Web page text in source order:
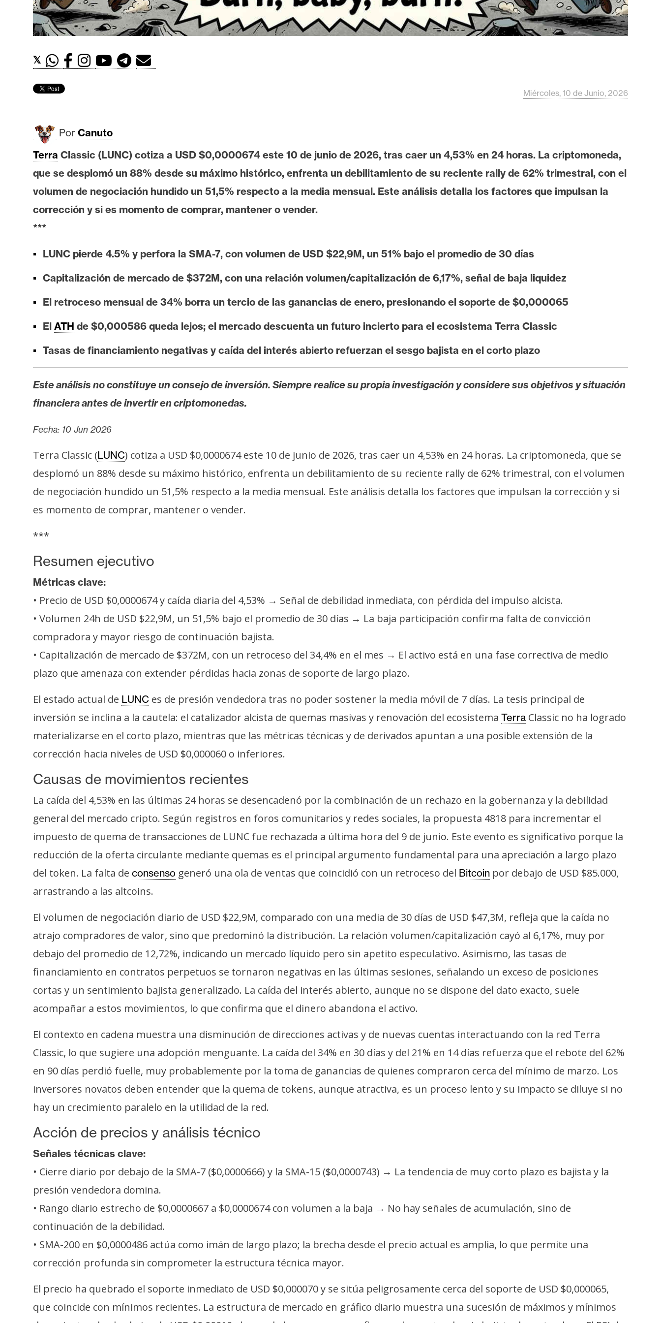
t
h
e
e
m
I
A
A
n
l
i
i
N
t
s
d
e
r
n
a
T
e
a
R
e
u
r
s
s
C
n
t
c
o
y
P
b
l
c
i
a
d
𝕏
Miércoles, 10 de Junio, 2026
Por Canuto
Terra Classic (LUNC) cotiza a USD $0,0000674 este 10 de junio de 2026, tras caer un 4,53% en 24 horas. La criptomoneda,
que se desplomó un 88% desde su máximo histórico, enfrenta un debilitamiento de su reciente rally de 62% trimestral, con el
volumen de negociación hundido un 51,5% respecto a la media mensual. Este análisis detalla los factores que impulsan la
corrección y si es momento de comprar, mantener o vender.
***
LUNC pierde 4.5% y perfora la SMA-7, con volumen de USD $22,9M, un 51% bajo el promedio de 30 días
Capitalización de mercado de $372M, con una relación volumen/capitalización de 6,17%, señal de baja liquidez
El retroceso mensual de 34% borra un tercio de las ganancias de enero, presionando el soporte de $0,000065
El ATH de $0,000586 queda lejos; el mercado descuenta un futuro incierto para el ecosistema Terra Classic
Tasas de financiamiento negativas y caída del interés abierto refuerzan el sesgo bajista en el corto plazo
Este análisis no constituye un consejo de inversión. Siempre realice su propia investigación y considere sus objetivos y situación
financiera antes de invertir en criptomonedas.
Fecha: 10 Jun 2026
Terra Classic (LUNC) cotiza a USD $0,0000674 este 10 de junio de 2026, tras caer un 4,53% en 24 horas. La criptomoneda, que se
desplomó un 88% desde su máximo histórico, enfrenta un debilitamiento de su reciente rally de 62% trimestral, con el volumen
de negociación hundido un 51,5% respecto a la media mensual. Este análisis detalla los factores que impulsan la corrección y si
es momento de comprar, mantener o vender.
***
Resumen ejecutivo
Métricas clave:
• Precio de USD $0,0000674 y caída diaria del 4,53% → Señal de debilidad inmediata, con pérdida del impulso alcista.
• Volumen 24h de USD $22,9M, un 51,5% bajo el promedio de 30 días → La baja participación confirma falta de convicción
compradora y mayor riesgo de continuación bajista.
• Capitalización de mercado de $372M, con un retroceso del 34,4% en el mes → El activo está en una fase correctiva de medio
plazo que amenaza con extender pérdidas hacia zonas de soporte de largo plazo.
El estado actual de LUNC es de presión vendedora tras no poder sostener la media móvil de 7 días. La tesis principal de
inversión se inclina a la cautela: el catalizador alcista de quemas masivas y renovación del ecosistema Terra Classic no ha logrado
materializarse en el corto plazo, mientras que las métricas técnicas y de derivados apuntan a una posible extensión de la
corrección hacia niveles de USD $0,000060 o inferiores.
Causas de movimientos recientes
La caída del 4,53% en las últimas 24 horas se desencadenó por la combinación de un rechazo en la gobernanza y la debilidad
general del mercado cripto. Según registros en foros comunitarios y redes sociales, la propuesta 4818 para incrementar el
impuesto de quema de transacciones de LUNC fue rechazada a última hora del 9 de junio. Este evento es significativo porque la
reducción de la oferta circulante mediante quemas es el principal argumento fundamental para una apreciación a largo plazo
del token. La falta de consenso generó una ola de ventas que coincidió con un retroceso del Bitcoin por debajo de USD $85.000,
arrastrando a las altcoins.
El volumen de negociación diario de USD $22,9M, comparado con una media de 30 días de USD $47,3M, refleja que la caída no
atrajo compradores de valor, sino que predominó la distribución. La relación volumen/capitalización cayó al 6,17%, muy por
debajo del promedio de 12,72%, indicando un mercado líquido pero sin apetito especulativo. Asimismo, las tasas de
financiamiento en contratos perpetuos se tornaron negativas en las últimas sesiones, señalando un exceso de posiciones
cortas y un sentimiento bajista generalizado. La caída del interés abierto, aunque no se dispone del dato exacto, suele
acompañar a estos movimientos, lo que confirma que el dinero abandona el activo.
El contexto en cadena muestra una disminución de direcciones activas y de nuevas cuentas interactuando con la red Terra
Classic, lo que sugiere una adopción menguante. La caída del 34% en 30 días y del 21% en 14 días refuerza que el rebote del 62%
en 90 días perdió fuelle, muy probablemente por la toma de ganancias de quienes compraron cerca del mínimo de marzo. Los
inversores novatos deben entender que la quema de tokens, aunque atractiva, es un proceso lento y su impacto se diluye si no
hay un crecimiento paralelo en la utilidad de la red.
Acción de precios y análisis técnico
Señales técnicas clave:
• Cierre diario por debajo de la SMA-7 ($0,0000666) y la SMA-15 ($0,0000743) → La tendencia de muy corto plazo es bajista y la
presión vendedora domina.
• Rango diario estrecho de $0,0000667 a $0,0000674 con volumen a la baja → No hay señales de acumulación, sino de
continuación de la debilidad.
• SMA-200 en $0,0000486 actúa como imán de largo plazo; la brecha desde el precio actual es amplia, lo que permite una
corrección profunda sin comprometer la estructura técnica mayor.
El precio ha quebrado el soporte inmediato de USD $0,000070 y se sitúa peligrosamente cerca del soporte de USD $0,000065,
que coincide con mínimos recientes. La estructura de mercado en gráfico diario muestra una sucesión de máximos y mínimos